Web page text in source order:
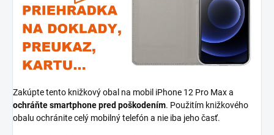
Zakúpte tento knižkový obal na mobil iPhone 12 Pro Max a
ochráňte smartphone pred poškodením. Použitím knižkového
obalu ochránite celý mobilný telefón a nie iba jeho časť.